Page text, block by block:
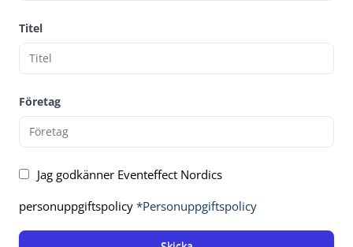
Titel
Företag
Jag godkänner Eventeffect Nordics
personuppgiftspolicy *Personuppgiftspolicy